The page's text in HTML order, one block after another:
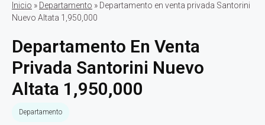
Inicio » Departamento » Departamento en venta privada Santorini
Nuevo Altata 1,950,000
Departamento En Venta
Privada Santorini Nuevo
Altata 1,950,000
Departamento